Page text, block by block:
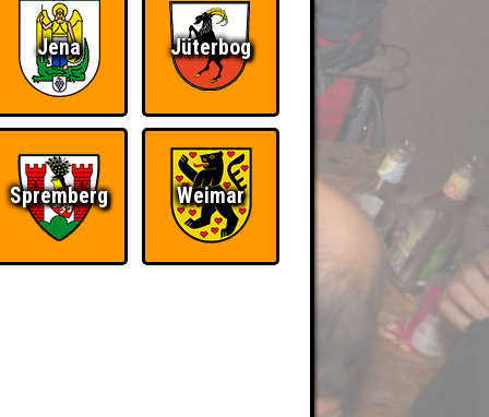
Jena Jüterbog
Spremberg Weimar